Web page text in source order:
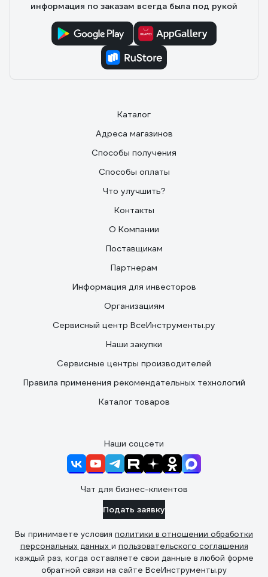
информация по заказам всегда была под рукой
Каталог
Адреса магазинов
Способы получения
Способы оплаты
Что улучшить?
Контакты
О Компании
Поставщикам
Партнерам
Информация для инвесторов
Организациям
Сервисный центр ВсеИнструменты.ру
Наши закупки
Сервисные центры производителей
Правила применения рекомендательных технологий
Каталог товаров
Наши соцсети
Чат для бизнес-клиентов
Подать заявку
Вы принимаете условия политики в отношении обработки
персональных данных и пользовательского соглашения
каждый раз, когда оставляете свои данные в любой форме
обратной связи на сайте ВсеИнструменты.ру